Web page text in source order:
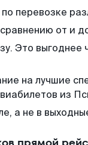
перевозке
от и
Это
на лучшие
из
а не в